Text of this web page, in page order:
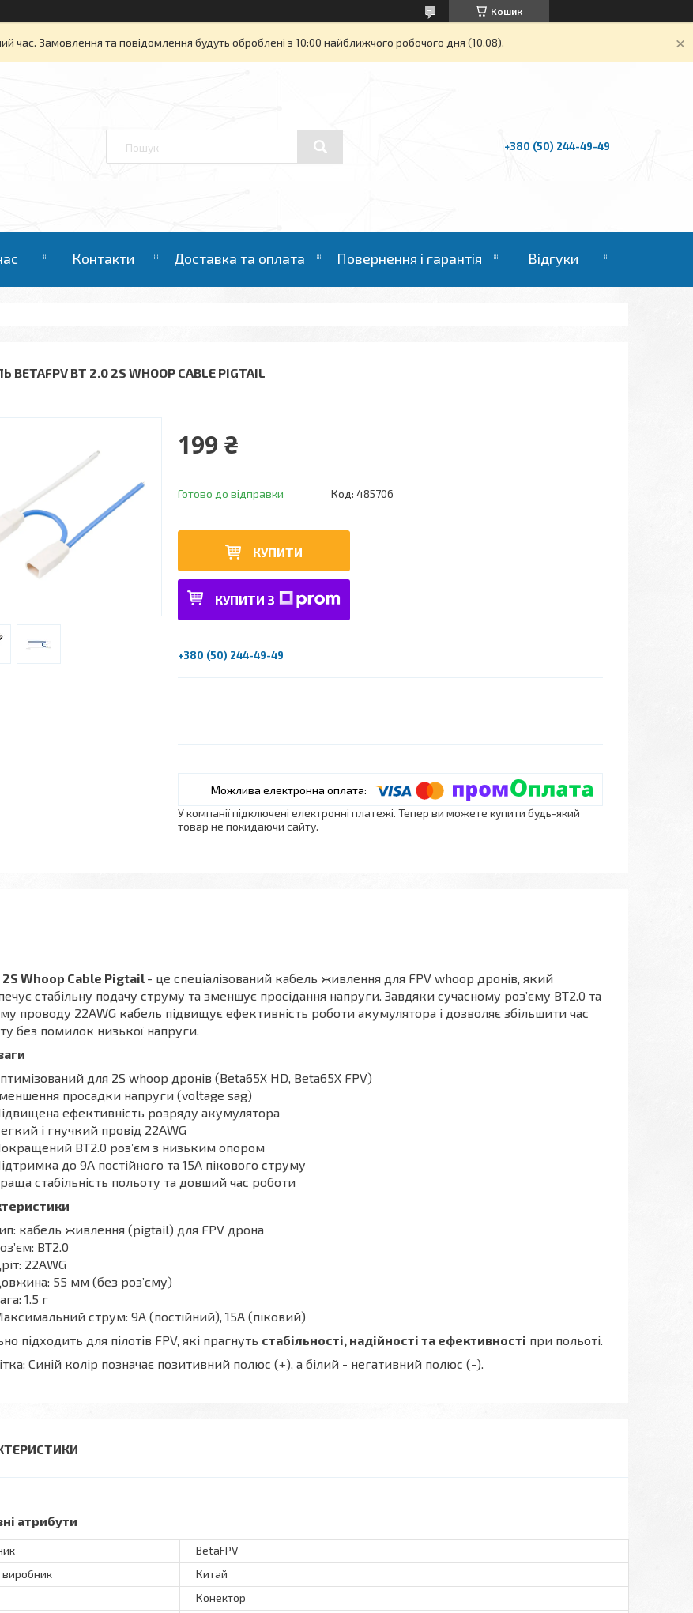
Кошик
час. Замовлення та повідомлення будуть оброблені з 10:00 найближчого робочого дня (10.08).
+380 (50) 244-49-49
Контакти Доставка та оплата Повернення і гарантія Відгуки
BETAFPV BT 2.0 2S WHOOP CABLE PIGTAIL
199 ₴
Готово до відправки Код: 485706
КУПИТИ
КУПИТИ З
+380 (50) 244-49-49
У компанії підключені електронні платежі. Тепер ви можете купити будь-який
товар не покидаючи сайту.
2S Whoop Cable Pigtail - це спеціалізований кабель живлення для FPV whoop дронів, який
стабільну подачу струму та зменшує просідання напруги. Завдяки сучасному роз’єму BT2.0 та
проводу 22AWG кабель підвищує ефективність роботи акумулятора і дозволяє збільшити час
без помилок низької напруги.
для 2S whoop дронів (Beta65X HD, Beta65X FPV)
просадки напруги (voltage sag)
ефективність розряду акумулятора
і гнучкий провід 22AWG
BT2.0 роз’єм з низьким опором
до 9A постійного та 15A пікового струму
стабільність польоту та довший час роботи
кабель живлення (pigtail) для FPV дрона
BT2.0
22AWG
55 мм (без роз’єму)
1.5 г
струм: 9A (постійний), 15A (піковий)
підходить для пілотів FPV, які прагнуть стабільності, надійності та ефективності при польоті.
Синій колір позначає позитивний полюс (+), а білий - негативний полюс (-).
атрибути
BetaFPV
виробник
Китай
Конектор